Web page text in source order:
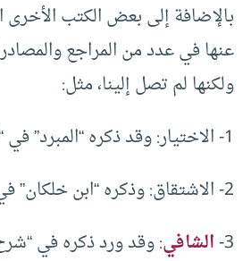
بالإضافة إلى بعض الكتب
عنها في عدد من المراجع والمصادر
ولكنها لم تصل إلينا، مثل:
1- الاختيار: وقد ذكره “المبرد” في “الكامل”.
2- الاشتقاق: وذكره “ابن خلكان” في “وفيات الأعيان”.
3- الشافي: وقد ورد ذكره في